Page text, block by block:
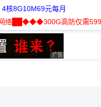
4核8G10M69元每月
网络██◆◆◆300G高防仅需
广告 商业广告，理